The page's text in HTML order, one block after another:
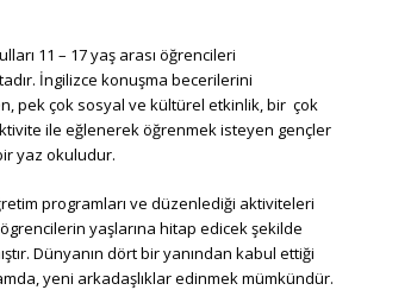
11 – 17 yaş arası öğrencileri
İngilizce konuşma becerilerini
pek çok sosyal ve kültürel etkinlik, bir çok
ile eğlenerek öğrenmek isteyen gençler
yaz okuludur.
programları ve düzenlediği aktiviteleri
yaşlarına hitap edicek şekilde
Dünyanın dört bir yanından kabul ettiği
yeni arkadaşlıklar edinmek mümkündür.